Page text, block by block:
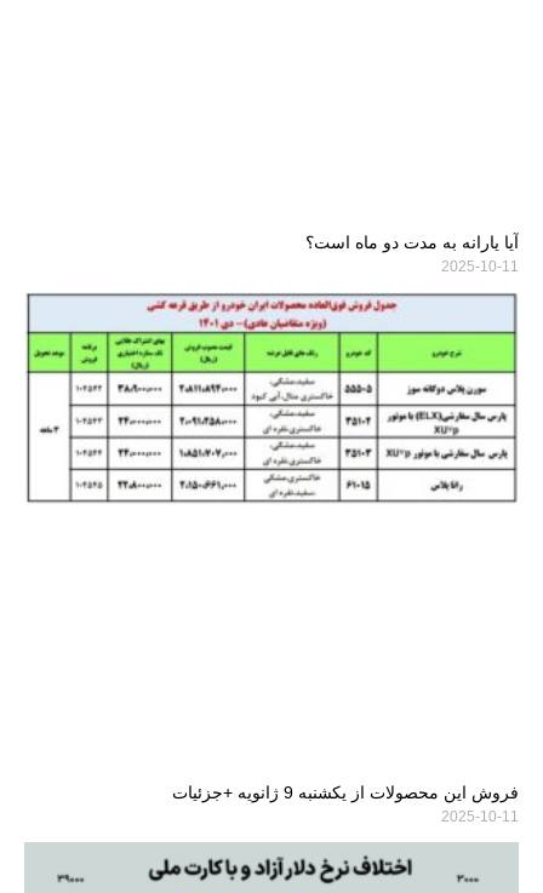
آیا یارانه به مدت دو ماه است؟
2025-10-11
فروش این محصولات از یکشنبه 9 ژانویه +جزئیات
2025-10-11